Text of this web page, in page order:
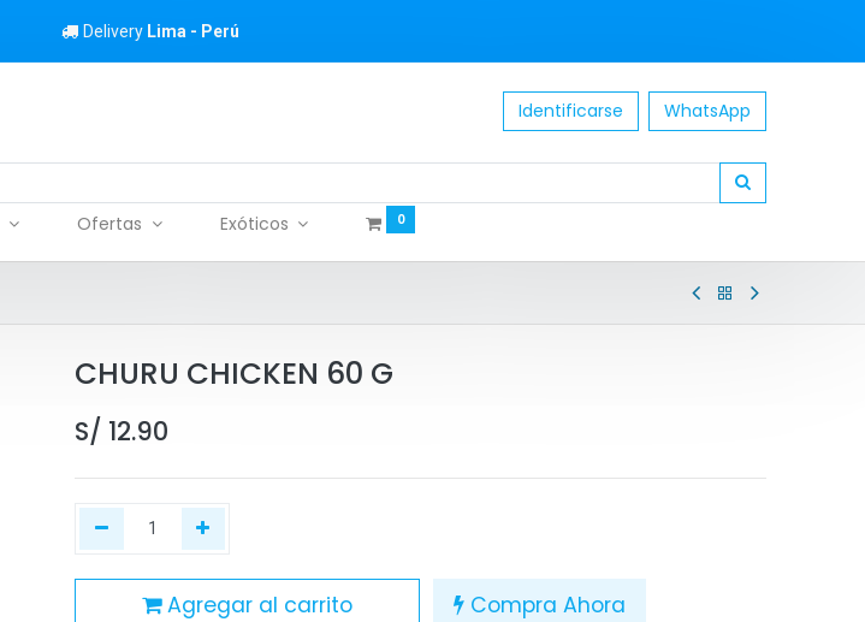
Delivery Lima - Perú
Identificarse WhatsApp
Ofertas Exóticos 0
CHURU CHICKEN 60 G
S/ 12.90
Agregar al carrito Compra Ahora